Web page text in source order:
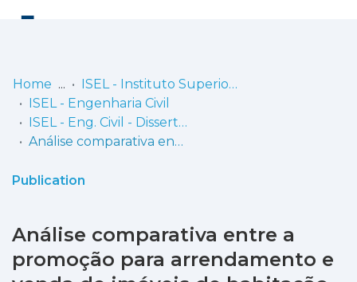
Communities
& Collections
Statistics
Home
ISEL - Instituto Superior de Engenharia de Lisboa
ISEL - Engenharia Civil
ISEL - Eng. Civil - Dissertações de Mestrado
Análise comparativa entre a promoção para arrendamento e venda de imóveis de habitação
Publication
Análise comparativa entre a
promoção para arrendamento e